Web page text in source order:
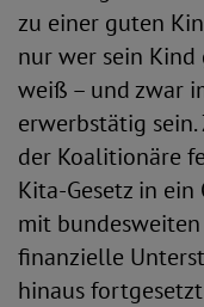
zu einer guten
nur wer sein
weiß – und zwar
erwerbstätig
der Koalitionäre
Kita-Gesetz in
mit
finanzielle
hinaus